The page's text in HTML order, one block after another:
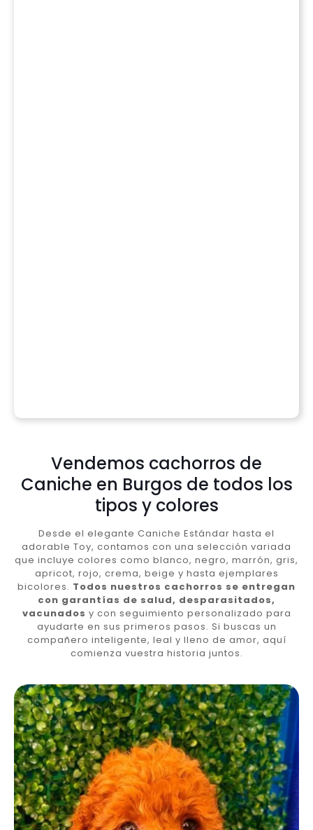
Vendemos cachorros de
Caniche en Burgos de todos los
tipos y colores
Desde el elegante Caniche Estándar hasta el
adorable Toy, contamos con una selección variada
que incluye colores como blanco, negro, marrón, gris,
apricot, rojo, crema, beige y hasta ejemplares
bicolores. Todos nuestros cachorros se entregan
con garantías de salud, desparasitados,
vacunados y con seguimiento personalizado para
ayudarte en sus primeros pasos. Si buscas un
compañero inteligente, leal y lleno de amor, aquí
comienza vuestra historia juntos.